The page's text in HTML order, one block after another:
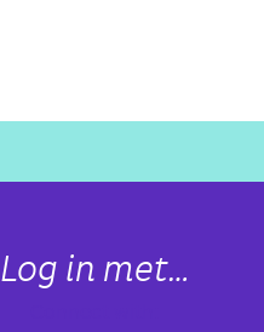
Log in met…